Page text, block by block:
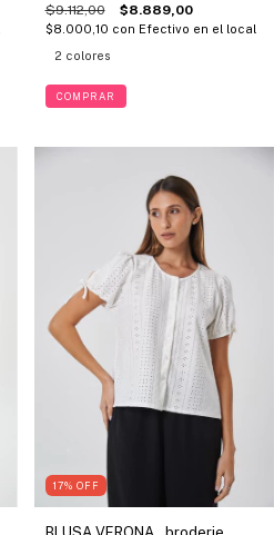
$9.112,00 $8.889,00
$8.000,10 con Efectivo en el local
2 colores
COMPRAR
17% OFF